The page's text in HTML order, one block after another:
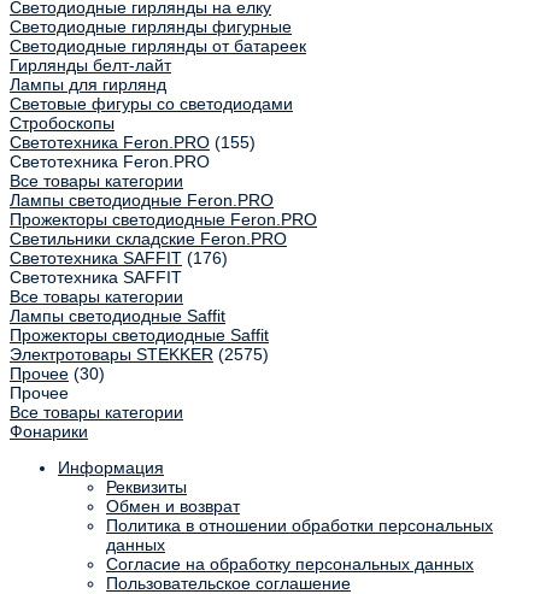
Светодиодные гирлянды на елку
Светодиодные гирлянды фигурные
Светодиодные гирлянды от батареек
Гирлянды белт-лайт
Лампы для гирлянд
Световые фигуры со светодиодами
Стробоскопы
Светотехника Feron.PRO (155)
Светотехника Feron.PRO
Все товары категории
Лампы светодиодные Feron.PRO
Прожекторы светодиодные Feron.PRO
Светильники складские Feron.PRO
Светотехника SAFFIT (176)
Светотехника SAFFIT
Все товары категории
Лампы светодиодные Saffit
Прожекторы светодиодные Saffit
Электротовары STEKKER (2575)
Прочее (30)
Прочее
Все товары категории
Фонарики
Информация
Реквизиты
Обмен и возврат
Политика в отношении обработки персональных
данных
Согласие на обработку персональных данных
Пользовательское соглашение